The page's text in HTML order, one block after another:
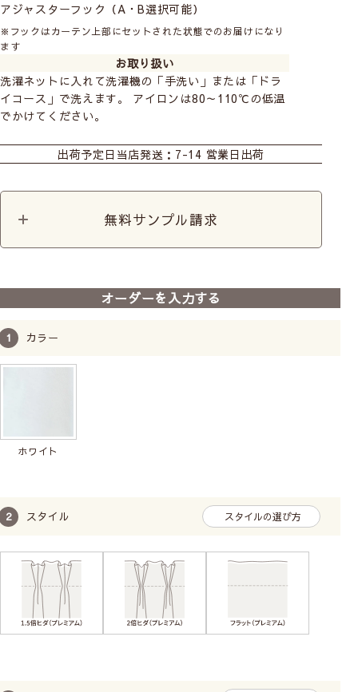
アジャスターフック（A・B選択可能）
※フックはカーテン上部にセットされた状態でのお届けになり
ます
お取り扱い
洗濯ネットに入れて洗濯機の「手洗い」または「ドラ
イコース」で洗えます。 アイロンは80～110℃の低温
でかけてください。
前
【UVカット･防炎レースカ
ーテン】キラリカラー
裾すっきり
【UVカット･防炎レースカ
ーテン】キラリ(ホワイト)
【UVカット･
次
出荷予定日 当店発送：7-14 営業日出荷
無料サンプル請求
オーダーを入力する
カラー
ホワイト
スタイル スタイルの選び方